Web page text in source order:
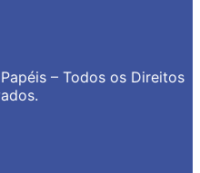
– Todos os Direitos